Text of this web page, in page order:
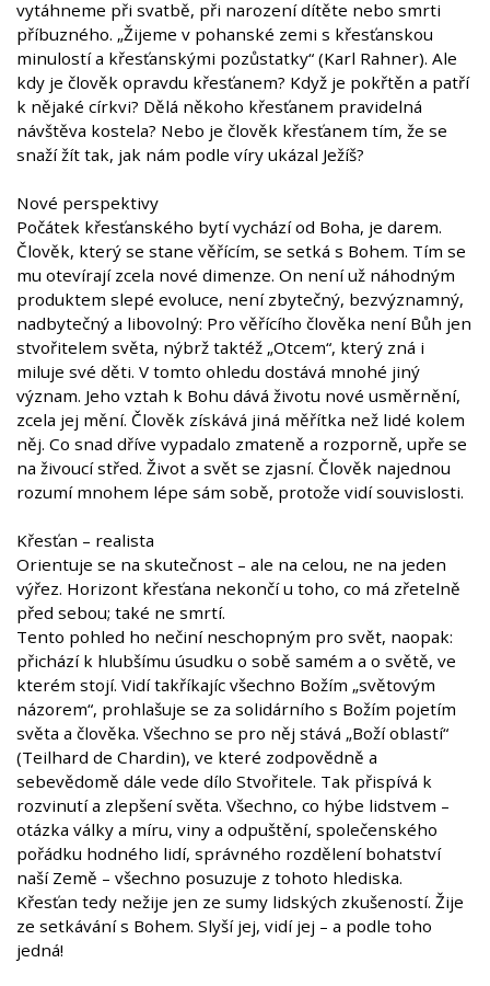
vytáhneme při svatbě, při narození dítěte nebo smrti
příbuzného. „Žijeme v pohanské zemi s křesťanskou
minulostí a křesťanskými pozůstatky“ (Karl Rahner). Ale
kdy je člověk opravdu křesťanem? Když je pokřtěn a patří
k nějaké církvi? Dělá někoho křesťanem pravidelná
návštěva kostela? Nebo je člověk křesťanem tím, že se
snaží žít tak, jak nám podle víry ukázal Ježíš?
Nové perspektivy
Počátek křesťanského bytí vychází od Boha, je darem.
Člověk, který se stane věřícím, se setká s Bohem. Tím se
mu otevírají zcela nové dimenze. On není už náhodným
produktem slepé evoluce, není zbytečný, bezvýznamný,
nadbytečný a libovolný: Pro věřícího člověka není Bůh jen
stvořitelem světa, nýbrž taktéž „Otcem“, který zná i
miluje své děti. V tomto ohledu dostává mnohé jiný
význam. Jeho vztah k Bohu dává životu nové usměrnění,
zcela jej mění. Člověk získává jiná měřítka než lidé kolem
něj. Co snad dříve vypadalo zmateně a rozporně, upře se
na živoucí střed. Život a svět se zjasní. Člověk najednou
rozumí mnohem lépe sám sobě, protože vidí souvislosti.
Křesťan – realista
Orientuje se na skutečnost – ale na celou, ne na jeden
výřez. Horizont křesťana nekončí u toho, co má zřetelně
před sebou; také ne smrtí.
Tento pohled ho nečiní neschopným pro svět, naopak:
přichází k hlubšímu úsudku o sobě samém a o světě, ve
kterém stojí. Vidí takříkajíc všechno Božím „světovým
názorem“, prohlašuje se za solidárního s Božím pojetím
světa a člověka. Všechno se pro něj stává „Boží oblastí“
(Teilhard de Chardin), ve které zodpovědně a
sebevědomě dále vede dílo Stvořitele. Tak přispívá k
rozvinutí a zlepšení světa. Všechno, co hýbe lidstvem –
otázka války a míru, viny a odpuštění, společenského
pořádku hodného lidí, správného rozdělení bohatství
naší Země – všechno posuzuje z tohoto hlediska.
Křesťan tedy nežije jen ze sumy lidských zkušeností. Žije
ze setkávání s Bohem. Slyší jej, vidí jej – a podle toho
jedná!